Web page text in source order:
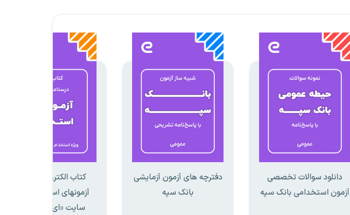
دانلود سوالات تخصصی
آزمون استخدامی بانک سپه
دفترچه های آزمون آزمایشی
بانک سپه
کتاب الکترونیکی جامع
آزمونهای استخدامی وب
سایت «ای استخدام»